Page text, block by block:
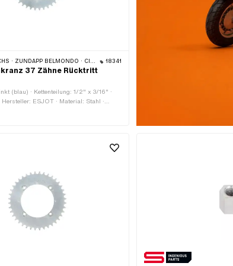
· ZÜNDAPP BELMONDO · CILO 18341
37 Zähne Rücktritt
(blau) · Kettenteilung: 1/2" x 3/16" ·
Hersteller: ESJOT · Material: Stahl ·
Zähne: 37 Stk. · Ø Lochkreis: 105.5